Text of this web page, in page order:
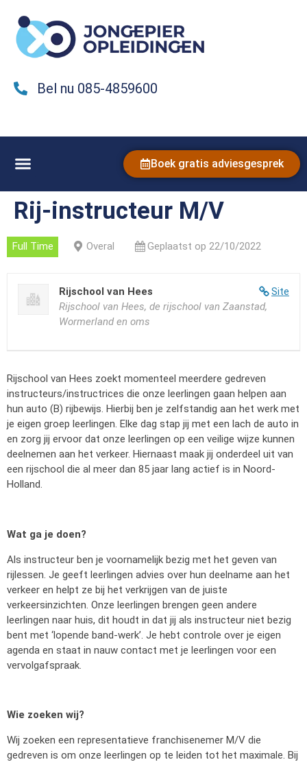
Bel nu 085-4859600
Boek gratis adviesgesprek
Rij-instructeur M/V
Full Time Overal Geplaatst op 22/10/2022
Site
Rijschool van Hees
Rijschool van Hees, de rijschool van Zaanstad,
Wormerland en oms
Rijschool van Hees zoekt momenteel meerdere gedreven
instructeurs/instructrices die onze leerlingen gaan helpen aan
hun auto (B) rijbewijs. Hierbij ben je zelfstandig aan het werk met
je eigen groep leerlingen. Elke dag stap jij met een lach de auto in
en zorg jij ervoor dat onze leerlingen op een veilige wijze kunnen
deelnemen aan het verkeer. Hiernaast maak jij onderdeel uit van
een rijschool die al meer dan 85 jaar lang actief is in Noord-
Holland.
Wat ga je doen?
Als instructeur ben je voornamelijk bezig met het geven van
rijlessen. Je geeft leerlingen advies over hun deelname aan het
verkeer en helpt ze bij het verkrijgen van de juiste
verkeersinzichten. Onze leerlingen brengen geen andere
leerlingen naar huis, dit houdt in dat jij als instructeur niet bezig
bent met ‘lopende band-werk’. Je hebt controle over je eigen
agenda en staat in nauw contact met je leerlingen voor een
vervolgafspraak.
Wie zoeken wij?
Wij zoeken een representatieve franchisenemer M/V die
gedreven is om onze leerlingen op te leiden tot het maximale. Bij